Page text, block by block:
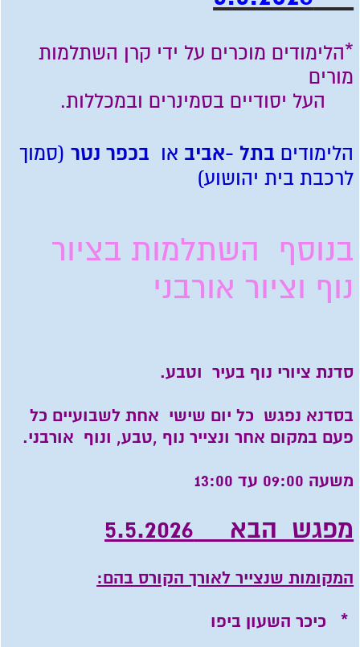
*הלימודים מוכרים על ידי קרן השתלמות
מורים
העל יסודיים בסמינרים ובמכללות.
הלימודים בתל -אביב או בכפר נטר(סמוך
לרכבת בית יהושוע)
בנוסף השתלמות בציור
נוף וציור אורבני
סדנת ציורי נוף בעיר וטבע.
בסדנא נפגש כל יום שישי אחת לשבועיים כל
פעם במקום אחר ונצייר נוף ,טבע, ונוף אורבני.
משעה 09:00 עד 13:00
מפגש הבא 5.5.2026
המקומות שנצייר לאורך הקורס בהם:
* כיכר השעון ביפו